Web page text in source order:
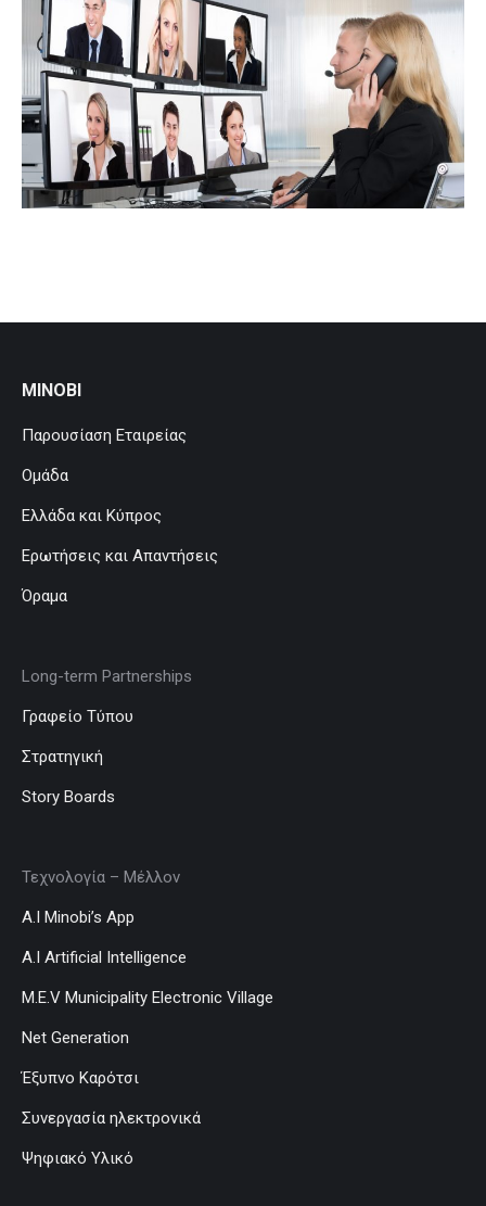
MINOBI
Παρουσίαση Εταιρείας
Ομάδα
Ελλάδα και Κύπρος
Ερωτήσεις και Απαντήσεις
Όραμα
Long-term Partnerships
Γραφείο Τύπου
Στρατηγική
Story Boards
Τεχνολογία – Μέλλον
A.I Minobi’s App
A.I Artificial Intelligence
M.E.V Municipality Electronic Village
Net Generation
Έξυπνο Καρότσι
Συνεργασία ηλεκτρονικά
Ψηφιακό Υλικό